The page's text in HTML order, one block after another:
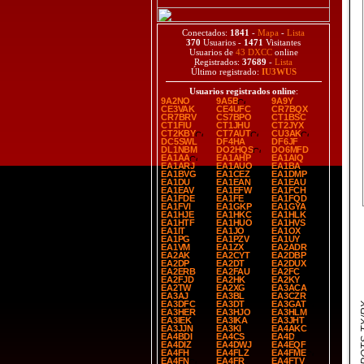
Conectados: 1841 - Mapa - Lista
370 Usuarios - 1471 Visitantes
Usuarios de 43 DXCConline
Registrados: 37689 - Lista
Último registrado: IU3WUS
Usuarios registrados online:
9A2NO
9A5B
9A9Y
CE3VAK
CE4UFC
CR7BQX
CR7BRV
CS7BPO
CT1BSC
CT1FIU
CT1JHU
CT2JYX
CT2KBY
CT7AUT
CU3AK
DC5SWL
DF4HA
DF6JF
DL1NBM
DO2HQS
DO6MFD
EA1AA
EA1AHP
EA1AIQ
EA1ARJ
EA1AUO
EA1BA
EA1BVG
EA1CEZ
EA1DMP
EA1DU
EA1EAN
EA1EAU
EA1EAV
EA1EFW
EA1FCH
EA1FDE
EA1FE
EA1FQD
EA1FVI
EA1GKP
EA1GYA
EA1HJE
EA1HKC
EA1HLK
EA1HTF
EA1HUO
EA1HVS
EA1IT
EA1JO
EA1OX
EA1PG
EA1PZV
EA1UY
EA1VM
EA1ZX
EA2ADR
EA2AK
EA2CYT
EA2DBP
EA2DP
EA2DT
EA2DUX
EA2ERB
EA2FAU
EA2FC
EA2FJD
EA2HK
EA2KY
EA2TW
EA2XG
EA3ACA
EA3AJ
EA3BL
EA3CZR
EA3DFC
EA3DT
EA3GAT
EA3HER
EA3HJO
EA3HLM
EA3IEK
EA3IKA
EA3JHT
EA3JJN
EA3KI
EA4AKC
EA4BDI
EA4CS
EA4D
EA4DIZ
EA4DWJ
EA4EQF
EA4FH
EA4FLZ
EA4FME
EA4FN
EA4FR
EA4FTV